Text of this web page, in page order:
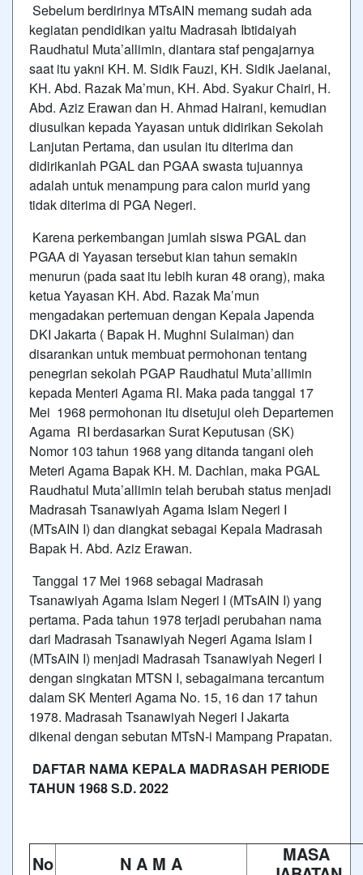
Sebelum berdirinya MTsAIN memang sudah ada
kegiatan pendidikan yaitu Madrasah Ibtidaiyah
Raudhatul Muta’allimin, diantara staf pengajarnya
saat itu yakni KH. M. Sidik Fauzi, KH. Sidik Jaelanai,
KH. Abd. Razak Ma’mun, KH. Abd. Syakur Chairi, H.
Abd. Aziz Erawan dan H. Ahmad Hairani, kemudian
diusulkan kepada Yayasan untuk didirikan Sekolah
Lanjutan Pertama, dan usulan itu diterima dan
didirikanlah PGAL dan PGAA swasta tujuannya
adalah untuk menampung para calon murid yang
tidak diterima di PGA Negeri.
Karena perkembangan jumlah siswa PGAL dan
PGAA di Yayasan tersebut kian tahun semakin
menurun (pada saat itu lebih kuran 48 orang), maka
ketua Yayasan KH. Abd. Razak Ma’mun
mengadakan pertemuan dengan Kepala Japenda
DKI Jakarta ( Bapak H. Mughni Sulaiman) dan
disarankan untuk membuat permohonan tentang
penegrian sekolah PGAP Raudhatul Muta’allimin
kepada Menteri Agama RI. Maka pada tanggal 17
Mei 1968 permohonan itu disetujui oleh Departemen
Agama RI berdasarkan Surat Keputusan (SK)
Nomor 103 tahun 1968 yang ditanda tangani oleh
Meteri Agama Bapak KH. M. Dachlan, maka PGAL
Raudhatul Muta’allimin telah berubah status menjadi
Madrasah Tsanawiyah Agama Islam Negeri I
(MTsAIN I) dan diangkat sebagai Kepala Madrasah
Bapak H. Abd. Aziz Erawan.
Tanggal 17 Mei 1968 sebagai Madrasah
Tsanawiyah Agama Islam Negeri I (MTsAIN I) yang
pertama. Pada tahun 1978 terjadi perubahan nama
dari Madrasah Tsanawiyah Negeri Agama Islam I
(MTsAIN I) menjadi Madrasah Tsanawiyah Negeri I
dengan singkatan MTSN I, sebagaimana tercantum
dalam SK Menteri Agama No. 15, 16 dan 17 tahun
1978. Madrasah Tsanawiyah Negeri I Jakarta
dikenal dengan sebutan MTsN-i Mampang Prapatan.
DAFTAR NAMA KEPALA MADRASAH PERIODE
TAHUN 1968 S.D. 2022
No N A M A
MASA